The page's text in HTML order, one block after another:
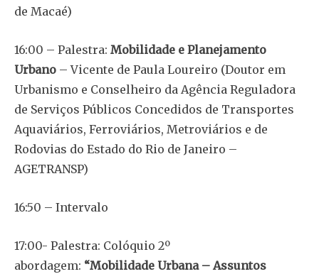
de Macaé)
16:00 – Palestra: Mobilidade e Planejamento
Urbano – Vicente de Paula Loureiro (Doutor em
Urbanismo e Conselheiro da Agência Reguladora
de Serviços Públicos Concedidos de Transportes
Aquaviários, Ferroviários, Metroviários e de
Rodovias do Estado do Rio de Janeiro –
AGETRANSP)
16:50 – Intervalo
17:00- Palestra: Colóquio 2º
abordagem: “Mobilidade Urbana – Assuntos